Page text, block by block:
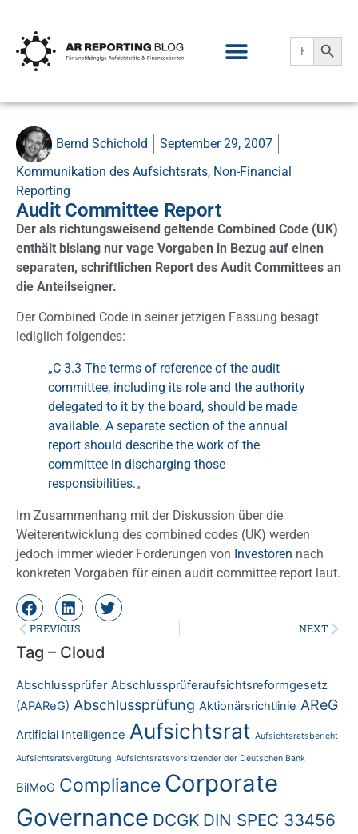
Search
for:
Bernd Schichold
September 29, 2007
Kommunikation des Aufsichtsrats, Non-Financial
Reporting
Audit Committee Report
Der als richtungsweisend geltende Combined Code (UK)
enthält bislang nur vage Vorgaben in Bezug auf einen
separaten, schriftlichen Report des Audit Committees an
die Anteilseigner.
Der Combined Code in seiner jetzigen Fassung besagt
lediglich folgendes:
„C 3.3 The terms of reference of the audit
committee, including its role and the authority
delegated to it by the board, should be made
available. A separate section of the annual
report should describe the work of the
committee in discharging those
responsibilities.„
Im Zusammenhang mit der Diskussion über die
Weiterentwicklung des combined codes (UK) werden
jedoch immer wieder Forderungen von Investoren nach
konkreten Vorgaben für einen audit committee report laut.
PREVIOUS NEXT
Tag – Cloud
Abschlussprüfer Abschlussprüferaufsichtsreformgesetz
(APAReG) Abschlussprüfung Aktionärsrichtlinie AReG
Artificial Intelligence Aufsichtsrat Aufsichtsratsbericht
Aufsichtsratsvergütung Aufsichtsratsvorsitzender der Deutschen Bank
BilMoG Compliance Corporate
Governance DCGK DIN SPEC 33456